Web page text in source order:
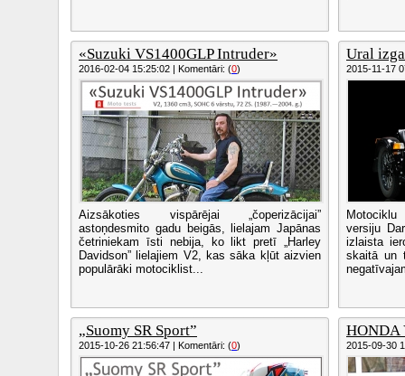
«Suzuki VS1400GLP Intruder»
2016-02-04 15:25:02 | Komentāri: (0)
Aizsākoties vispārējai „čoperizācijai”
astoņdesmito gadu beigās, lielajam Japānas
četriniekam īsti nebija, ko likt pretī „Harley
Davidson” lielajiem V2, kas sāka kļūt aizvien
populārāki motociklist...
Ural
2015-11-17
versiju
izlaista
skaitā un
„Suomy SR Sport”
2015-10-26 21:56:47 | Komentāri: (0)
HONDA
2015-09-30